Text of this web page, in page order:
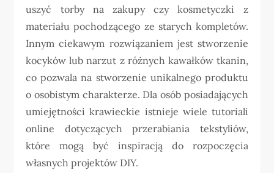
uszyć torby na zakupy czy kosmetyczki z
materiału pochodzącego ze starych kompletów.
Innym ciekawym rozwiązaniem jest stworzenie
kocyków lub narzut z różnych kawałków tkanin,
co pozwala na stworzenie unikalnego produktu
o osobistym charakterze. Dla osób posiadających
umiejętności krawieckie istnieje wiele tutoriali
online dotyczących przerabiania tekstyliów,
które mogą być inspiracją do rozpoczęcia
własnych projektów DIY.